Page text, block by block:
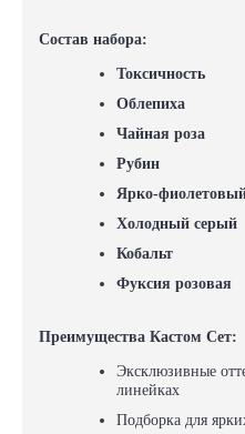
Состав набора:
Токсичность
Облепиха
Чайная роза
Рубин
Ярко-
Холодный серый
Кобальт
Фуксия розовая
Преимущества Кастом Сет:
Эксклюзивные
линейках
Подборка для